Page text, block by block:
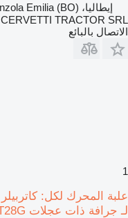
إيطاليا، Anzola Emilia (BO)
CERVETTI TRACTOR SRL
الاتصال بالبائع
1
لـ جرافة ذات عجلات Caterpillar 928G IT28G